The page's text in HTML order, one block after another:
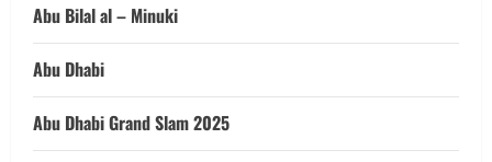
Abu Bilal al – Minuki
Abu Dhabi
Abu Dhabi Grand Slam 2025